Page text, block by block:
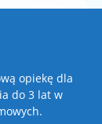
opiekę dla
do 3 lat w